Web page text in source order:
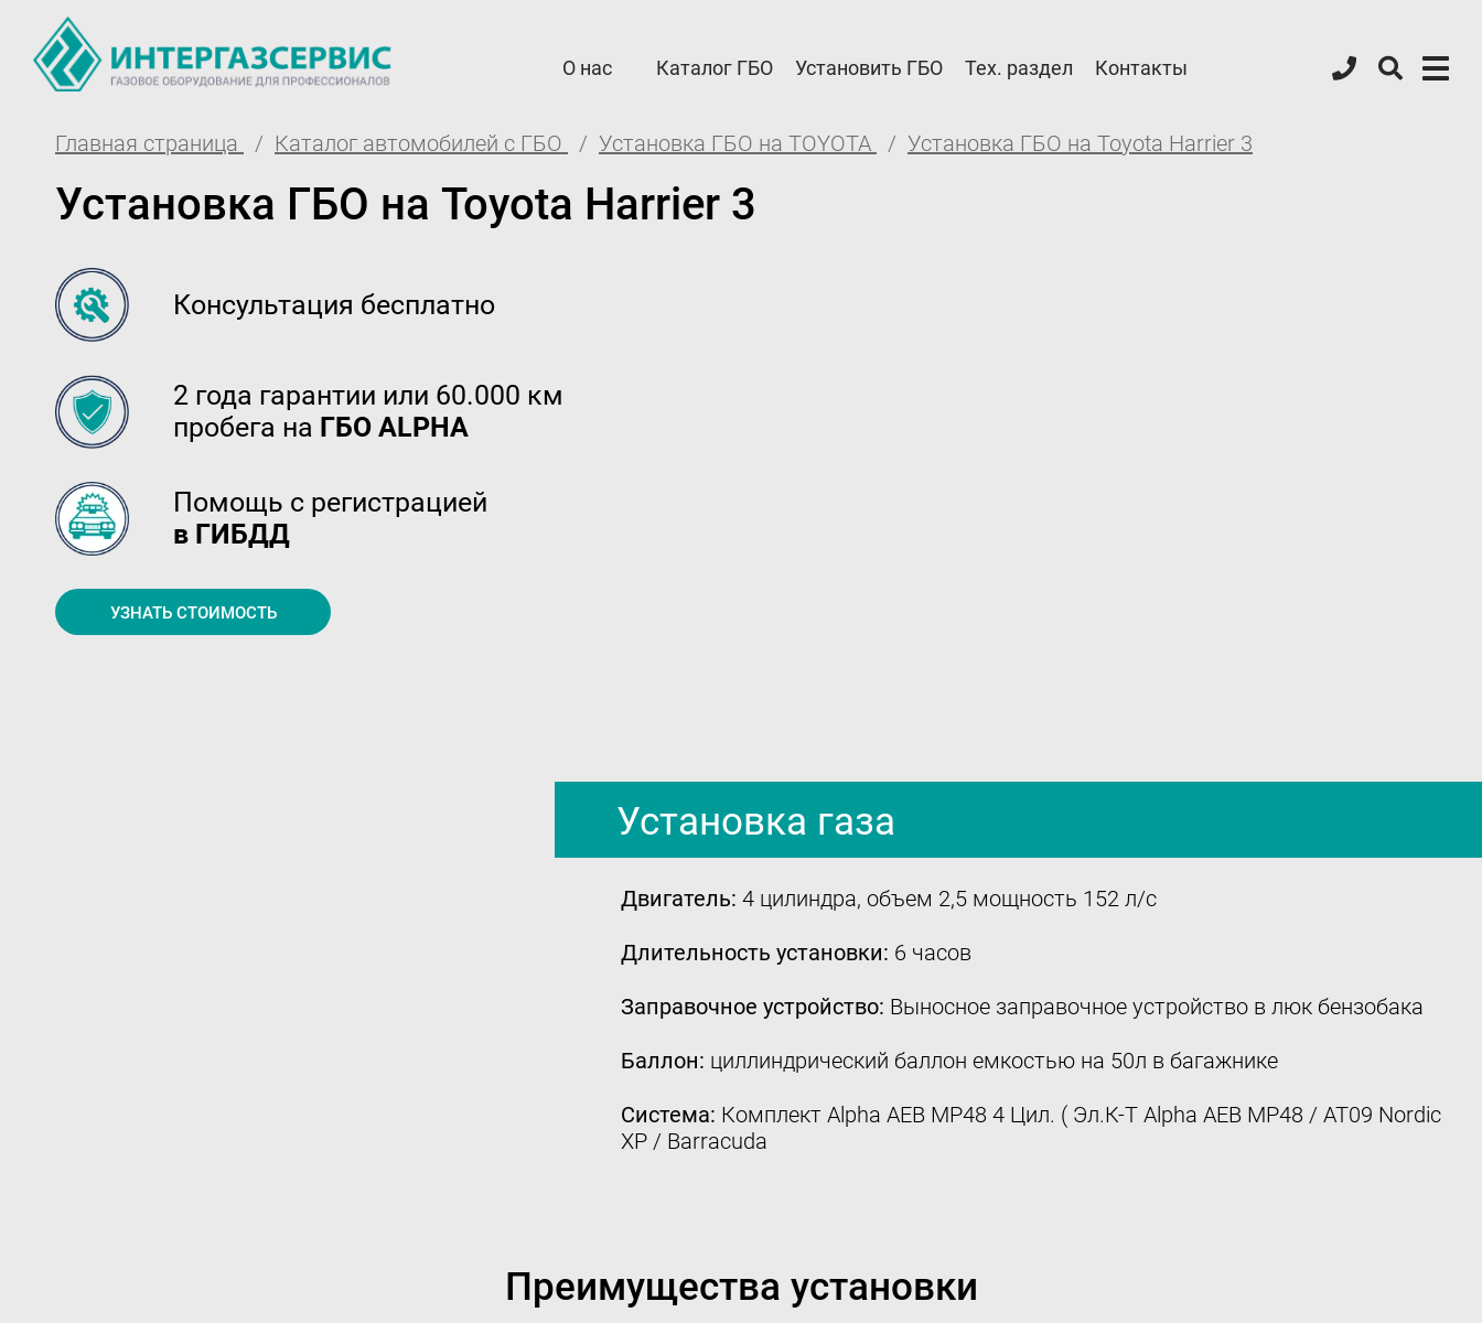
О нас Каталог ГБО Установить ГБО Тех. раздел Контакты
Новости
ГБО Alpha
Вопросы и ответы
Документы компании
Доставка Партнерам
Регистрация ГБО в ГИБДД
Тех. раздел
Главная страница Каталог автомобилей с ГБО Установка ГБО на TOYOTA Установка ГБО на Toyota Harrier 3
Установка ГБО на Toyota Harrier 3
Консультация бесплатно
2 года гарантии или 60.000 км
пробега на ГБО ALPHA
Помощь с регистрацией
в ГИБДД
УЗНАТЬ СТОИМОСТЬ
Установка газа
Двигатель: 4 цилиндра, объем 2,5 мощность 152 л/с
Длительность установки: 6 часов
Заправочное устройство: Выносное заправочное устройство в люк бензобака
Баллон: циллиндрический баллон емкостью на 50л в багажнике
Система: Комплект Alpha AEB MP48 4 Цил. ( Эл.К-Т Alpha AEB MP48 / AT09 Nordic
XP / Barracuda
Преимущества установки